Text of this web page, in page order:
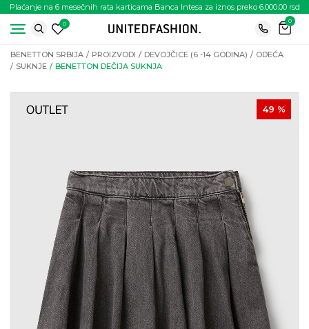
Plaćanje na 6 mesečnih rata karticama Banca Intesa za iznos preko 6.000.00 rsd
0
0
BENETTON SRBIJA PROIZVODI DEVOJČICE (6 -14 GODINA)
ODEĆA
SUKNJE
BENETTON DEČIJA SUKNJA
49 %